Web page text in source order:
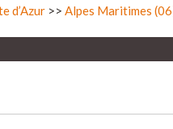
d’Azur >> Alpes Maritimes